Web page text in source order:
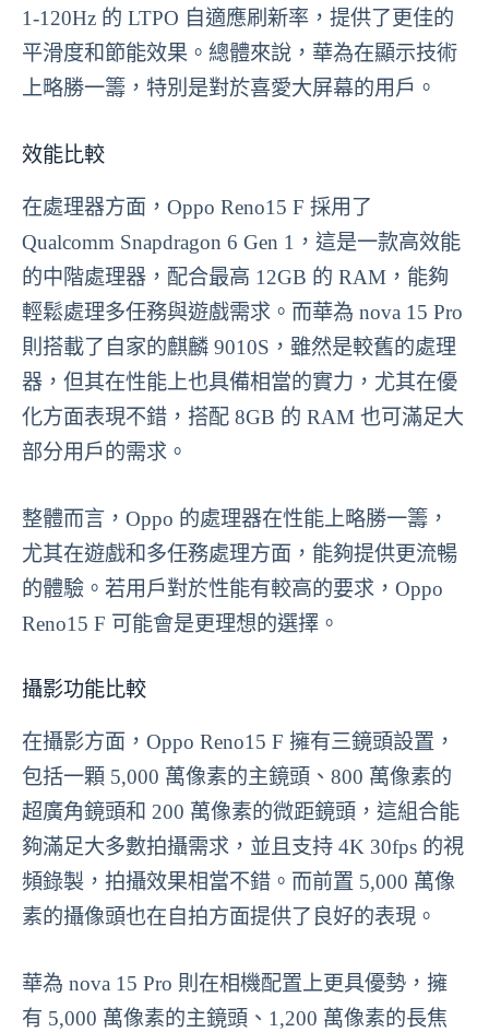
1-120Hz 的 LTPO 自適應刷新率，提供了更佳的
平滑度和節能效果。總體來說，華為在顯示技術
上略勝一籌，特別是對於喜愛大屏幕的用戶。
效能比較
在處理器方面，Oppo Reno15 F 採用了
Qualcomm Snapdragon 6 Gen 1，這是一款高效能
的中階處理器，配合最高 12GB 的 RAM，能夠
輕鬆處理多任務與遊戲需求。而華為 nova 15 Pro
則搭載了自家的麒麟 9010S，雖然是較舊的處理
器，但其在性能上也具備相當的實力，尤其在優
化方面表現不錯，搭配 8GB 的 RAM 也可滿足大
部分用戶的需求。
整體而言，Oppo 的處理器在性能上略勝一籌，
尤其在遊戲和多任務處理方面，能夠提供更流暢
的體驗。若用戶對於性能有較高的要求，Oppo
Reno15 F 可能會是更理想的選擇。
攝影功能比較
在攝影方面，Oppo Reno15 F 擁有三鏡頭設置，
包括一顆 5,000 萬像素的主鏡頭、800 萬像素的
超廣角鏡頭和 200 萬像素的微距鏡頭，這組合能
夠滿足大多數拍攝需求，並且支持 4K 30fps 的視
頻錄製，拍攝效果相當不錯。而前置 5,000 萬像
素的攝像頭也在自拍方面提供了良好的表現。
華為 nova 15 Pro 則在相機配置上更具優勢，擁
有 5,000 萬像素的主鏡頭、1,200 萬像素的長焦